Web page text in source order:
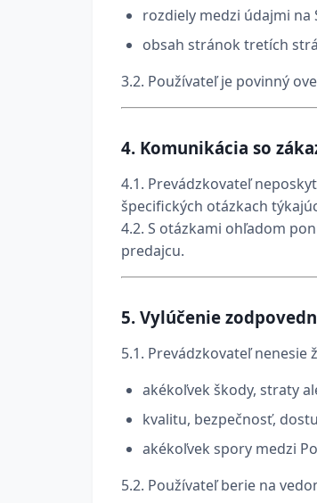
rozdiely medzi údajmi
obsah stránok tretích
3.2. Používateľ je povinný
4. Komunikácia so
4.1. Prevádzkovateľ
špecifických otázkach
4.2. S otázkami ohľadom
predajcu.
5. Vylúčenie
5.1. Prevádzkovateľ
akékoľvek škody, straty
kvalitu, bezpečnosť,
akékoľvek spory medzi
5.2. Používateľ berie na